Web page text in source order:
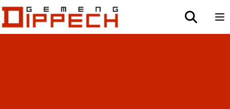
Aller au contenu principal
Aller à la recherche
toggle